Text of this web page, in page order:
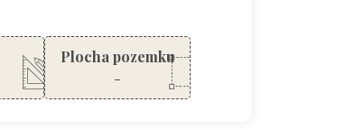
Plocha pozemku
-